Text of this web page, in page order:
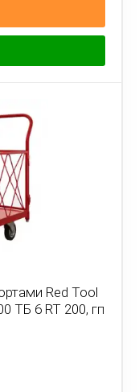
Red Tool
ТБ 6 RT 200, гп